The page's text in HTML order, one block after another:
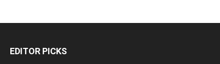
EDITOR PICKS